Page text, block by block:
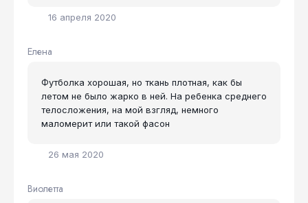
16 апреля 2020
Елена
26 мая 2020
Футболка хорошая, но ткань плотная, как бы
летом не было жарко в ней. На ребенка среднего
телосложения, на мой взгляд, немного
маломерит или такой фасон
Виолетта